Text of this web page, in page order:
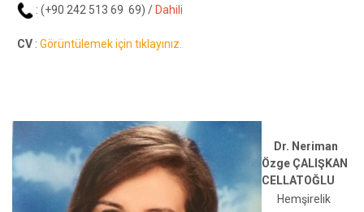
: (+90 242 513 69 69) / Dahili
CV : Görüntülemek için tıklayınız.
Dr. Neriman
Özge ÇALIŞKAN
CELLATOĞLU
Hemşirelik